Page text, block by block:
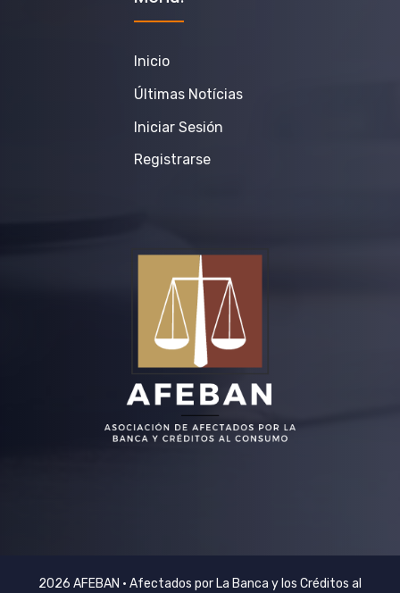
Inicio
Últimas Notícias
Iniciar Sesión
Registrarse
2026 AFEBAN • Afectados por La Banca y los Créditos al